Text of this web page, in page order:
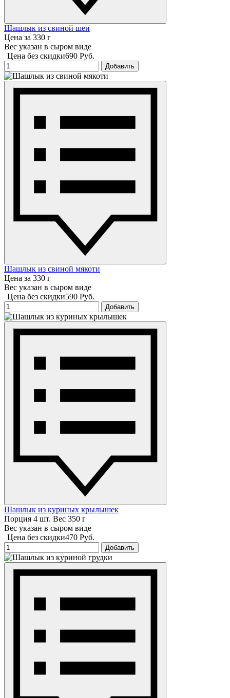
Шашлык из свиной шеи
Цена за 330 г
Вес указан в сыром виде
Цена без скидки690 Руб.
Добавить
Шашлык из свиной мякоти
Цена за 330 г
Вес указан в сыром виде
Цена без скидки590 Руб.
Добавить
Шашлык из куриных крылышек
Порция 4 шт. Вес 350 г
Вес указан в сыром виде
Цена без скидки470 Руб.
Добавить